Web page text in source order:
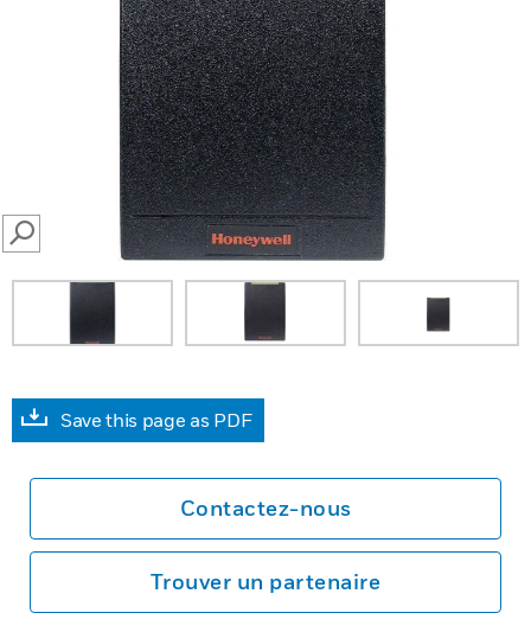
SEARCH
Save this page as PDF
Contactez-nous
Trouver un partenaire